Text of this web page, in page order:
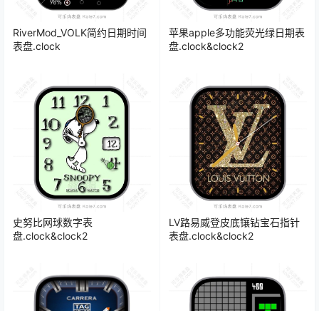
RiverMod_VOLK简约日期时间
表盘.clock
苹果apple多功能荧光绿日期表
盘.clock&clock2
史努比网球数字表
盘.clock&clock2
LV路易威登皮底镶钻宝石指针
表盘.clock&clock2